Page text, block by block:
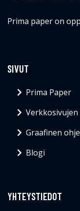
Prima paper on
SIVUT
Prima Paper
Graafinen
Blogi
YHTEYSTIEDOT